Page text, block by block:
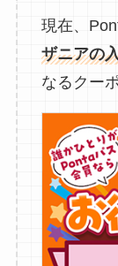
現在、
ザニアの
なるクー